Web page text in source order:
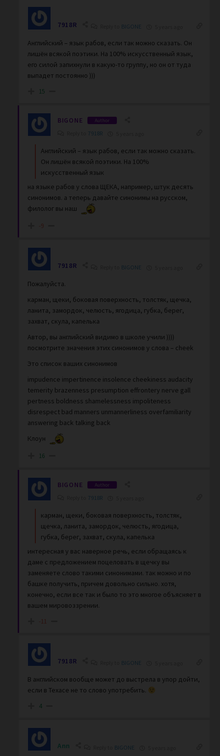
7918R BIGONE
Английский – язык рабов, если так можно сказать. Он
лишён всякой поэтики. На 100% искусственный язык,
его силой запихнули в какую-то группу, но он от туда
выпадет постоянно )))
15
BIGONE Author
7918R
Английский – язык рабов, если так можно сказать.
Он лишён всякой поэтики. На 100%
искусственный язык
на языке рабов у слова ЩЕКА, например, штук десять
синонимов. а теперь давайте синонимы на русском,
филолог вы наш
-9
7918R BIGONE
Пожалуйста.
карман, щеки, боковая поверхность, толстяк, щечка,
ланита, замордок, челюсть, ягодица, губка, берег,
захват, скула, капелька
Автор, вы английский видимо в школе учили ))))
посмотрите значения этих синонимов у слова – cheek
Это список ваших синонимов
impudence impertinence insolence cheekiness audacity
temerity brazenness presumption effrontery nerve gall
pertness boldness shamelessness impoliteness
disrespect bad manners unmannerliness overfamiliarity
answering back talking back
Клоун
16
BIGONE Author
7918R
карман, щеки, боковая поверхность, толстяк,
щечка, ланита, замордок, челюсть, ягодица,
губка, берег, захват, скула, капелька
интересная у вас наверное речь, если обращаясь к
даме с предложением поцеловать в щечку вы
заменяете слово такими синонимами. так можно и по
башке получить, причем довольно сильно. хотя,
конечно, если все так и было то это многое объясняет в
вашем мировоззрении.
-11
7918R BIGONE
В английском вообще может до выстрела в упор дойти,
если в Техасе не то слово употребить.
4
Ann BIGONE